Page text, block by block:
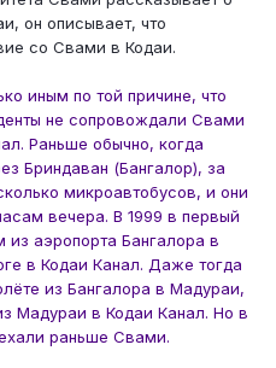
он описывает, что
со Свами в Кодаи.
иным по той причине, что
не сопровождали Свами
Раньше обычно, когда
Бриндаван (Бангалор), за
микроавтобусов, и они
вечера. В 1999 в первый
аэропорта Бангалора в
в Кодаи Канал. Даже тогда
из Бангалора в Мадураи,
Мадураи в Кодаи Канал. Но в
раньше Свами.